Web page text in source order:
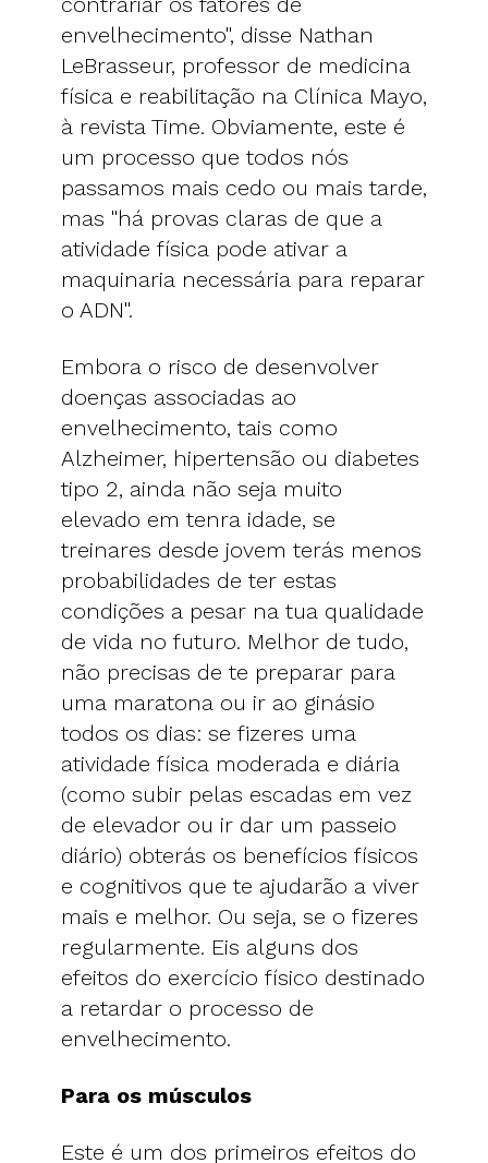
envelhecimento", disse Nathan
LeBrasseur, professor de medicina
física e reabilitação na Clínica Mayo,
à revista Time. Obviamente, este é
um processo que todos nós
passamos mais cedo ou mais tarde,
mas "há provas claras de que a
atividade física pode ativar a
maquinaria necessária para reparar
o ADN".
Embora o risco de desenvolver
doenças associadas ao
envelhecimento, tais como
Alzheimer, hipertensão ou diabetes
tipo 2, ainda não seja muito
elevado em tenra idade, se
treinares desde jovem terás menos
probabilidades de ter estas
condições a pesar na tua qualidade
de vida no futuro. Melhor de tudo,
não precisas de te preparar para
uma maratona ou ir ao ginásio
todos os dias: se fizeres uma
atividade física moderada e diária
(como subir pelas escadas em vez
de elevador ou ir dar um passeio
diário) obterás os benefícios físicos
e cognitivos que te ajudarão a viver
mais e melhor. Ou seja, se o fizeres
regularmente. Eis alguns dos
efeitos do exercício físico destinado
a retardar o processo de
envelhecimento.
Para os músculos
Este é um dos primeiros efeitos do